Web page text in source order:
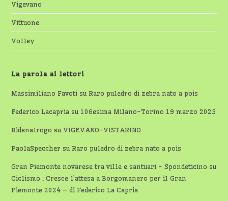
Vigevano
Vittuone
Volley
La parola ai lettori
Massimiliano Favoti suRaro puledro di zebra nato a pois
Federico Lacapria su 106esima Milano-Torino 19 marzo 2025
Bidenalrogo su VIGEVANO-VISTARINO
PaolaSpeccher suRaro puledro di zebra nato a pois
Gran Piemonte novarese tra ville e santuari - Spondeticino su
Ciclismo : Cresce l’attesa a Borgomanero per il Gran
Piemonte 2024 – di Federico La Capria